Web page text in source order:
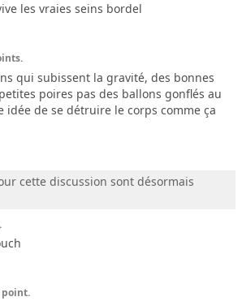
les vraies seins bordel
qui subissent la gravité, des bonnes
poires pas des ballons gonflés au
idée de se détruire le corps comme ça
cette discussion sont désormais
point.